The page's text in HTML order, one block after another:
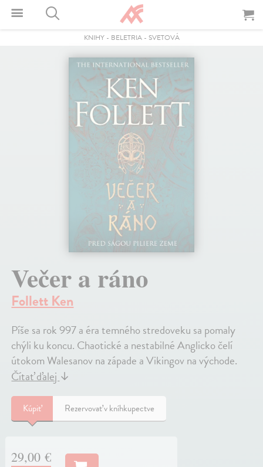
KNIHY- BELETRIA- SVETOVÁ
Večer a ráno
Follett Ken
Píše sa rok 997 a éra temného stredoveku sa pomaly
chýli ku koncu. Chaotické a nestabilné Anglicko čelí
útokom Walesanov na západe a Vikingov na východe.
Čítať ďalej↓
Kúpiť Rezervovať v kníhkupectve
29,00 €